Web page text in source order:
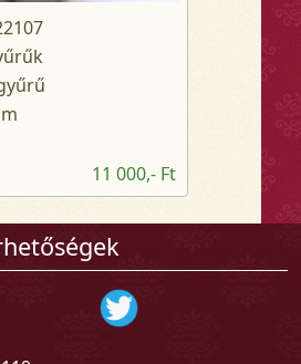
11 000,- Ft